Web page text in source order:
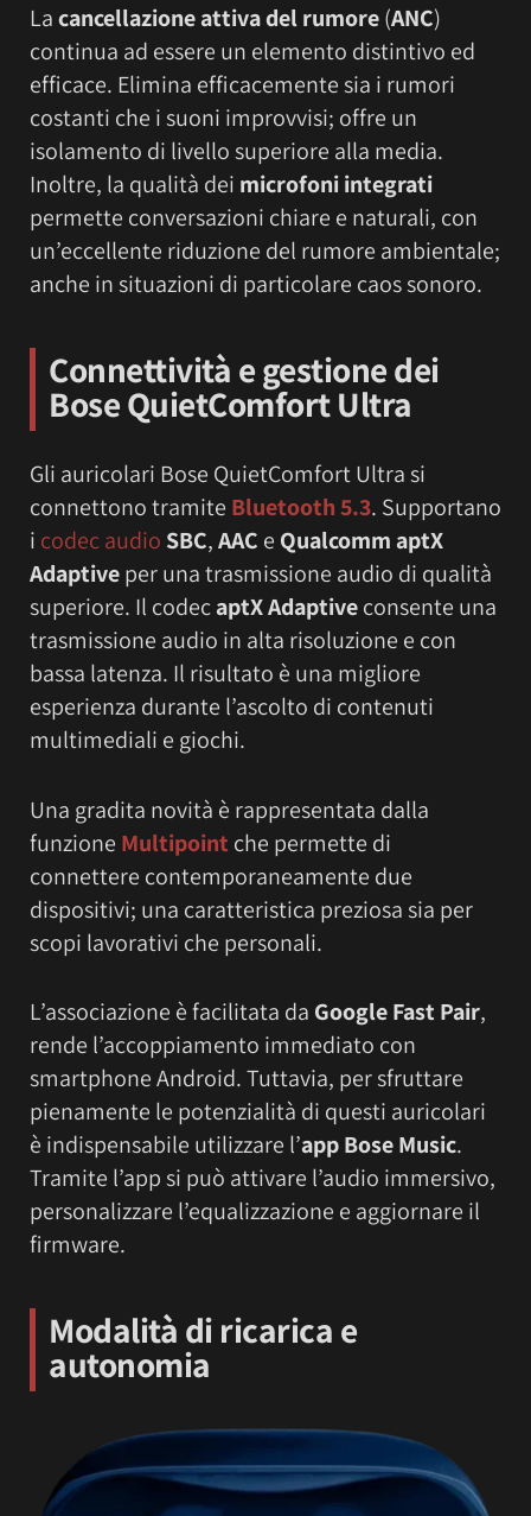
Lacancellazione attiva del rumore(ANC)
continua ad essere un elemento distintivo ed
efficace. Elimina efficacemente sia i rumori
costanti che i suoni improvvisi; offre un
isolamento di livello superiore alla media.
Inoltre, la qualità dei microfoni integrati
permette conversazioni chiare e naturali, con
un’eccellente riduzione del rumore ambientale;
anche in situazioni di particolare caos sonoro.
Connettività e gestione dei
Bose QuietComfort Ultra
Gli auricolari Bose QuietComfort Ultra si
connettono tramite Bluetooth 5.3. Supportano
i codec audio SBC,AAC e Qualcomm aptX
Adaptiveper una trasmissione audio di qualità
superiore. Il codecaptX Adaptiveconsente una
trasmissione audio in alta risoluzione e con
bassa latenza. Il risultato è una migliore
esperienza durante l’ascolto di contenuti
multimediali e giochi.
Una gradita novità è rappresentata dalla
funzione Multipoint che permette di
connettere contemporaneamente due
dispositivi; una caratteristica preziosa sia per
scopi lavorativi che personali.
L’associazione è facilitata da Google Fast Pair,
rende l’accoppiamento immediato con
smartphone Android. Tuttavia, per sfruttare
pienamente le potenzialità di questi auricolari
è indispensabile utilizzare l’app Bose Music.
Tramite l’app si può attivare l’audio immersivo,
personalizzare l’equalizzazione e aggiornare il
firmware.
Modalità di ricarica e
autonomia